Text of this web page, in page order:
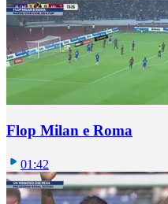
Flop Milan e Roma
01:42